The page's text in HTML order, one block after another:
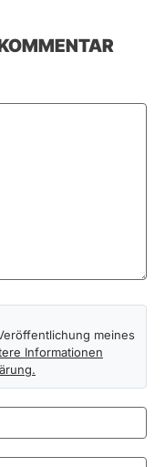
meines
Informationen